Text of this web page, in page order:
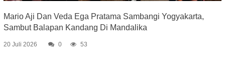
Mario Aji Dan Veda Ega Pratama Sambangi Yogyakarta,
Sambut Balapan Kandang Di Mandalika
20 Juli 2026 0 53